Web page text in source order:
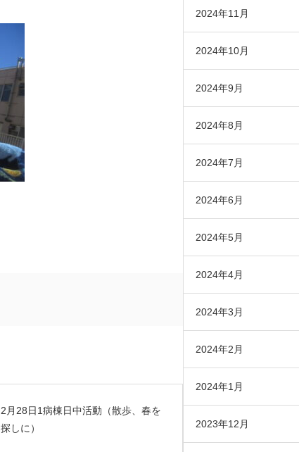
2月28日1病棟日中活動（散歩、春を
探しに）
2024年11月
2024年10月
2024年9月
2024年8月
2024年7月
2024年6月
2024年5月
2024年4月
2024年3月
2024年2月
2024年1月
2023年12月